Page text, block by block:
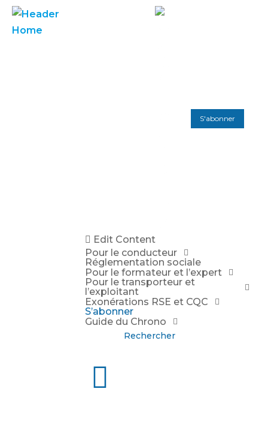
S'abonner
Edit Content
Pour le conducteur
Réglementation sociale
Pour le formateur et l’expert
Pour le transporteur et
l’exploitant
Exonérations RSE et CQC
S’abonner
Guide du Chrono
Rechercher